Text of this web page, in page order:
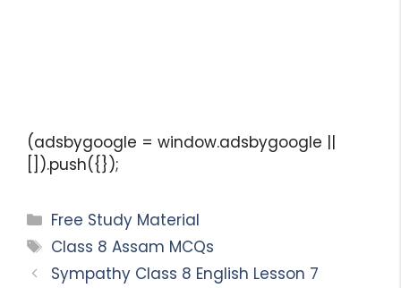
(adsbygoogle = window.adsbygoogle ||
[]).push({});
Free Study Material
Class 8 Assam MCQs
Sympathy Class 8 English Lesson 7